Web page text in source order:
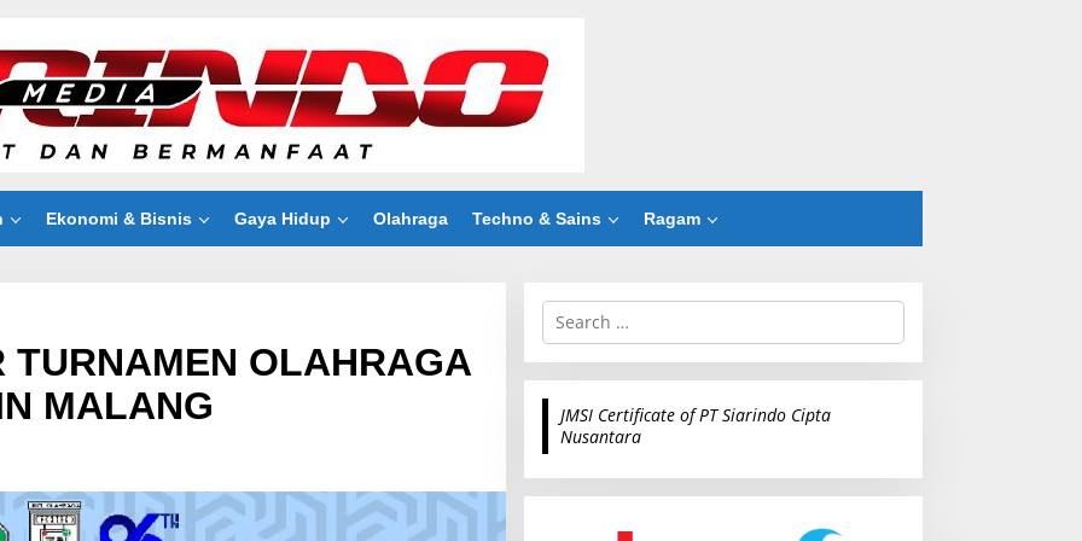
Ekonomi & Bisnis Gaya Hidup Olahraga Techno & Sains Ragam
TURNAMEN OLAHRAGA
MALANG
S
r
c
r
JMSI Certificate of PT Siarindo Cipta
Nusantara